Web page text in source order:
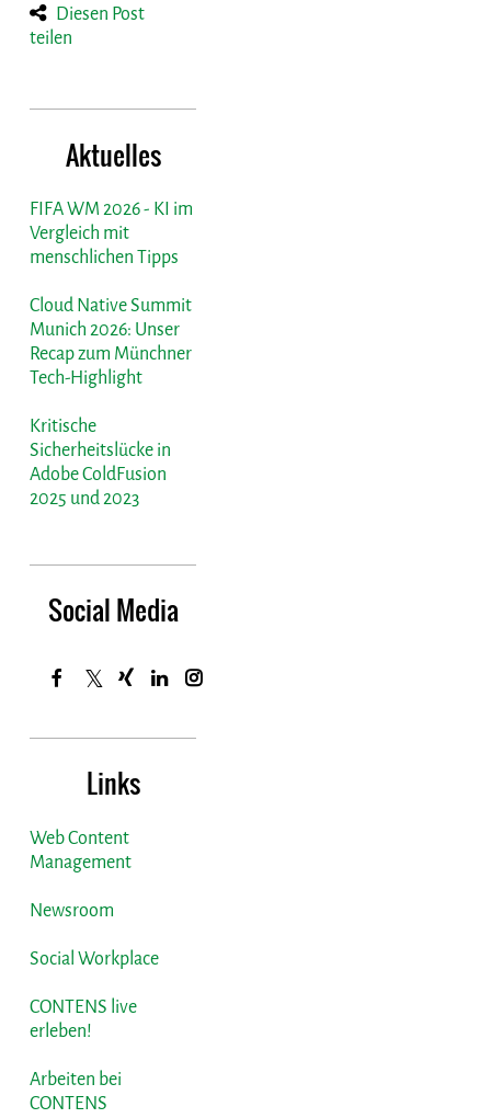
Diesen Post
teilen
Aktuelles
FIFA WM 2026 - KI im
Vergleich mit
menschlichen Tipps
Cloud Native Summit
Munich 2026: Unser
Recap zum Münchner
Tech-Highlight
Kritische
Sicherheitslücke in
Adobe ColdFusion
2025 und 2023
Social Media
Links
Web Content
Management
Newsroom
Social Workplace
CONTENS live
erleben!
Arbeiten bei
CONTENS